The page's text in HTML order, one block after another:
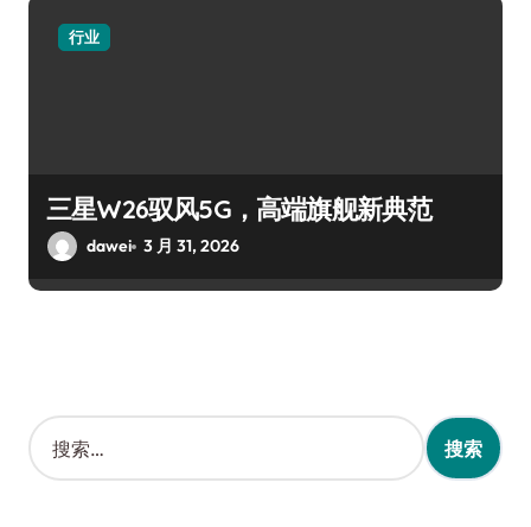
行业
三星W26驭风5G，高端旗舰新典范
dawei 3 月 31, 2026
搜
索
：